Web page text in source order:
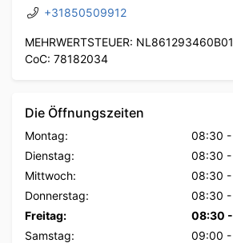
+31850509912
MEHRWERTSTEUER: NL861293460B01
CoC: 78182034
Die Öffnungszeiten
Montag: 08:30 -
Dienstag:
08:30 -
Mittwoch:
08:30 -
Donnerstag:
08:30 -
Freitag:
08:30 -
Samstag:
09:00 -